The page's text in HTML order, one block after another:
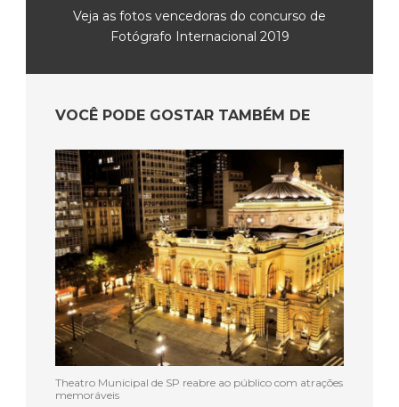
Veja as fotos vencedoras do concurso de
Fotógrafo Internacional 2019
VOCÊ PODE GOSTAR TAMBÉM DE
Theatro Municipal de SP reabre ao público com atrações
memoráveis